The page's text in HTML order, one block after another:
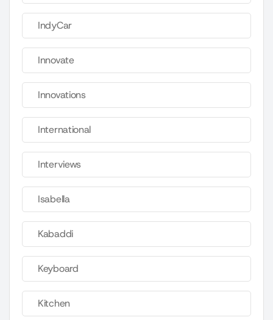
IndyCar
Innovate
Innovations
International
Interviews
Isabella
Kabaddi
Keyboard
Kitchen